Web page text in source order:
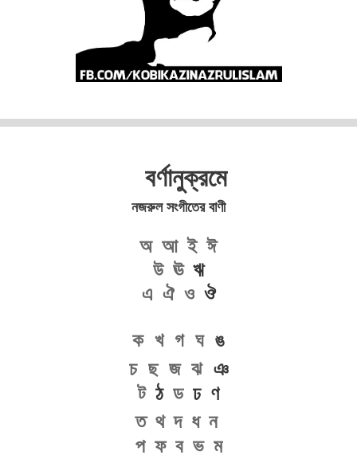
বর্ণানুক্রমে
নজরুল সংগীতের বাণী
অ আ ই ঈ
উ ঊঋ
এ ঐ ওঔ
ক খ গ ঘঙ
চ ছ জ ঝঞ
টঠ ডঢ ণ
ত থ দ ধ ন
প ফ ব ভ ম